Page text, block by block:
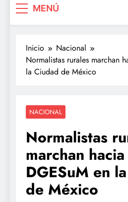
MENÚ
Inicio
Nacional
Normalistas rurales marchan
la Ciudad de México
NACIONAL
Normalistas
marchan
DGESuM en
de México